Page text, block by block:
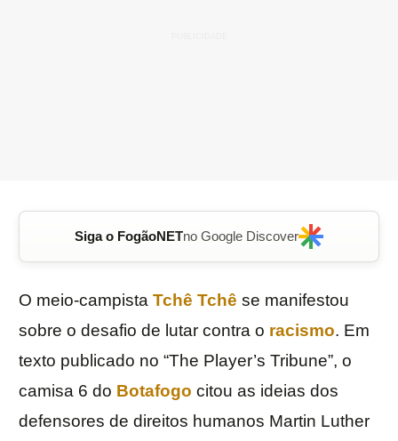
Siga o FogãoNETno Google Discover
O meio-campista Tchê Tchê se manifestou
sobre o desafio de lutar contra o racismo. Em
texto publicado no “The Player’s Tribune”, o
camisa 6 do Botafogo citou as ideias dos
defensores de direitos humanos Martin Luther